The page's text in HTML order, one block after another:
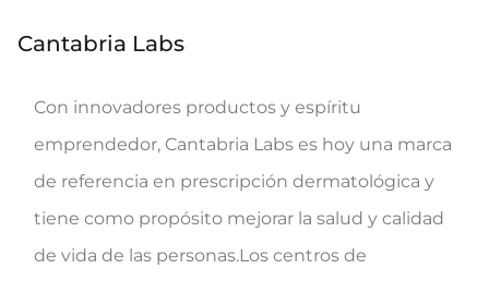
Cantabria Labs
Con innovadores productos y espíritu
emprendedor, Cantabria Labs es hoy una marca
de referencia en prescripción dermatológica y
tiene como propósito mejorar la salud y calidad
de vida de las personas.Los centros de